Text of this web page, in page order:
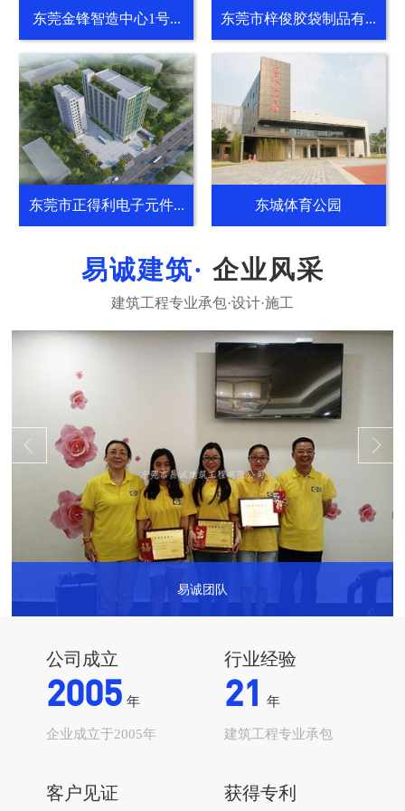
东莞金锋智造中心1号... 东莞市梓俊胶袋制品有...
东莞市正得利电子元件... 东城体育公园
企业风采
易诚团队
公司成立
2005 年
企业成立于2005年
行业经验
21 年
建筑工程专业承包
客户见证 获得专利